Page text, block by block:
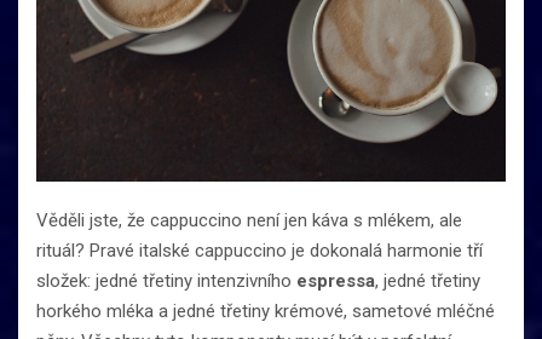
Věděli jste, že cappuccino není jen káva s mlékem, ale
rituál? Pravé italské cappuccino je dokonalá harmonie tří
složek: jedné třetiny intenzivního espressa, jedné třetiny
horkého mléka a jedné třetiny krémové, sametové mléčné